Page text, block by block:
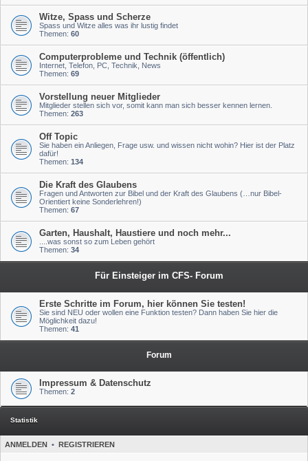
Witze, Spass und Scherze
Spass und Witze alles was ihr lustig findet
Themen: 60
Computerprobleme und Technik (öffentlich)
Internet, Telefon, PC, Technik, News
Themen: 69
Vorstellung neuer Mitglieder
Mitglieder stellen sich vor, somit kann man sich besser kennen lernen.
Themen: 263
Off Topic
Sie haben ein Anliegen, Frage usw. und wissen nicht wohin? Hier ist der Platz
dafür!
Themen: 134
Die Kraft des Glaubens
Fragen und Antworten zur Bibel und der Kraft des Glaubens (…nur Bibel-
Orientiert keine Sonderlehren!)
Themen: 67
Garten, Haushalt, Haustiere und noch mehr...
....was sonst so zum Leben gehört
Themen: 34
Für Einsteiger im CFS- Forum
Erste Schritte im Forum, hier können Sie testen!
Sie sind NEU oder wollen eine Funktion testen? Dann haben Sie hier die
Möglichkeit dazu!
Themen: 41
Forum
Impressum & Datenschutz
Themen: 2
Statistik
ANMELDEN • REGISTRIEREN